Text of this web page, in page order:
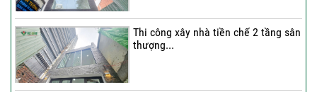
Thi công xây nhà tiền chế 2 tầng sân
thượng...